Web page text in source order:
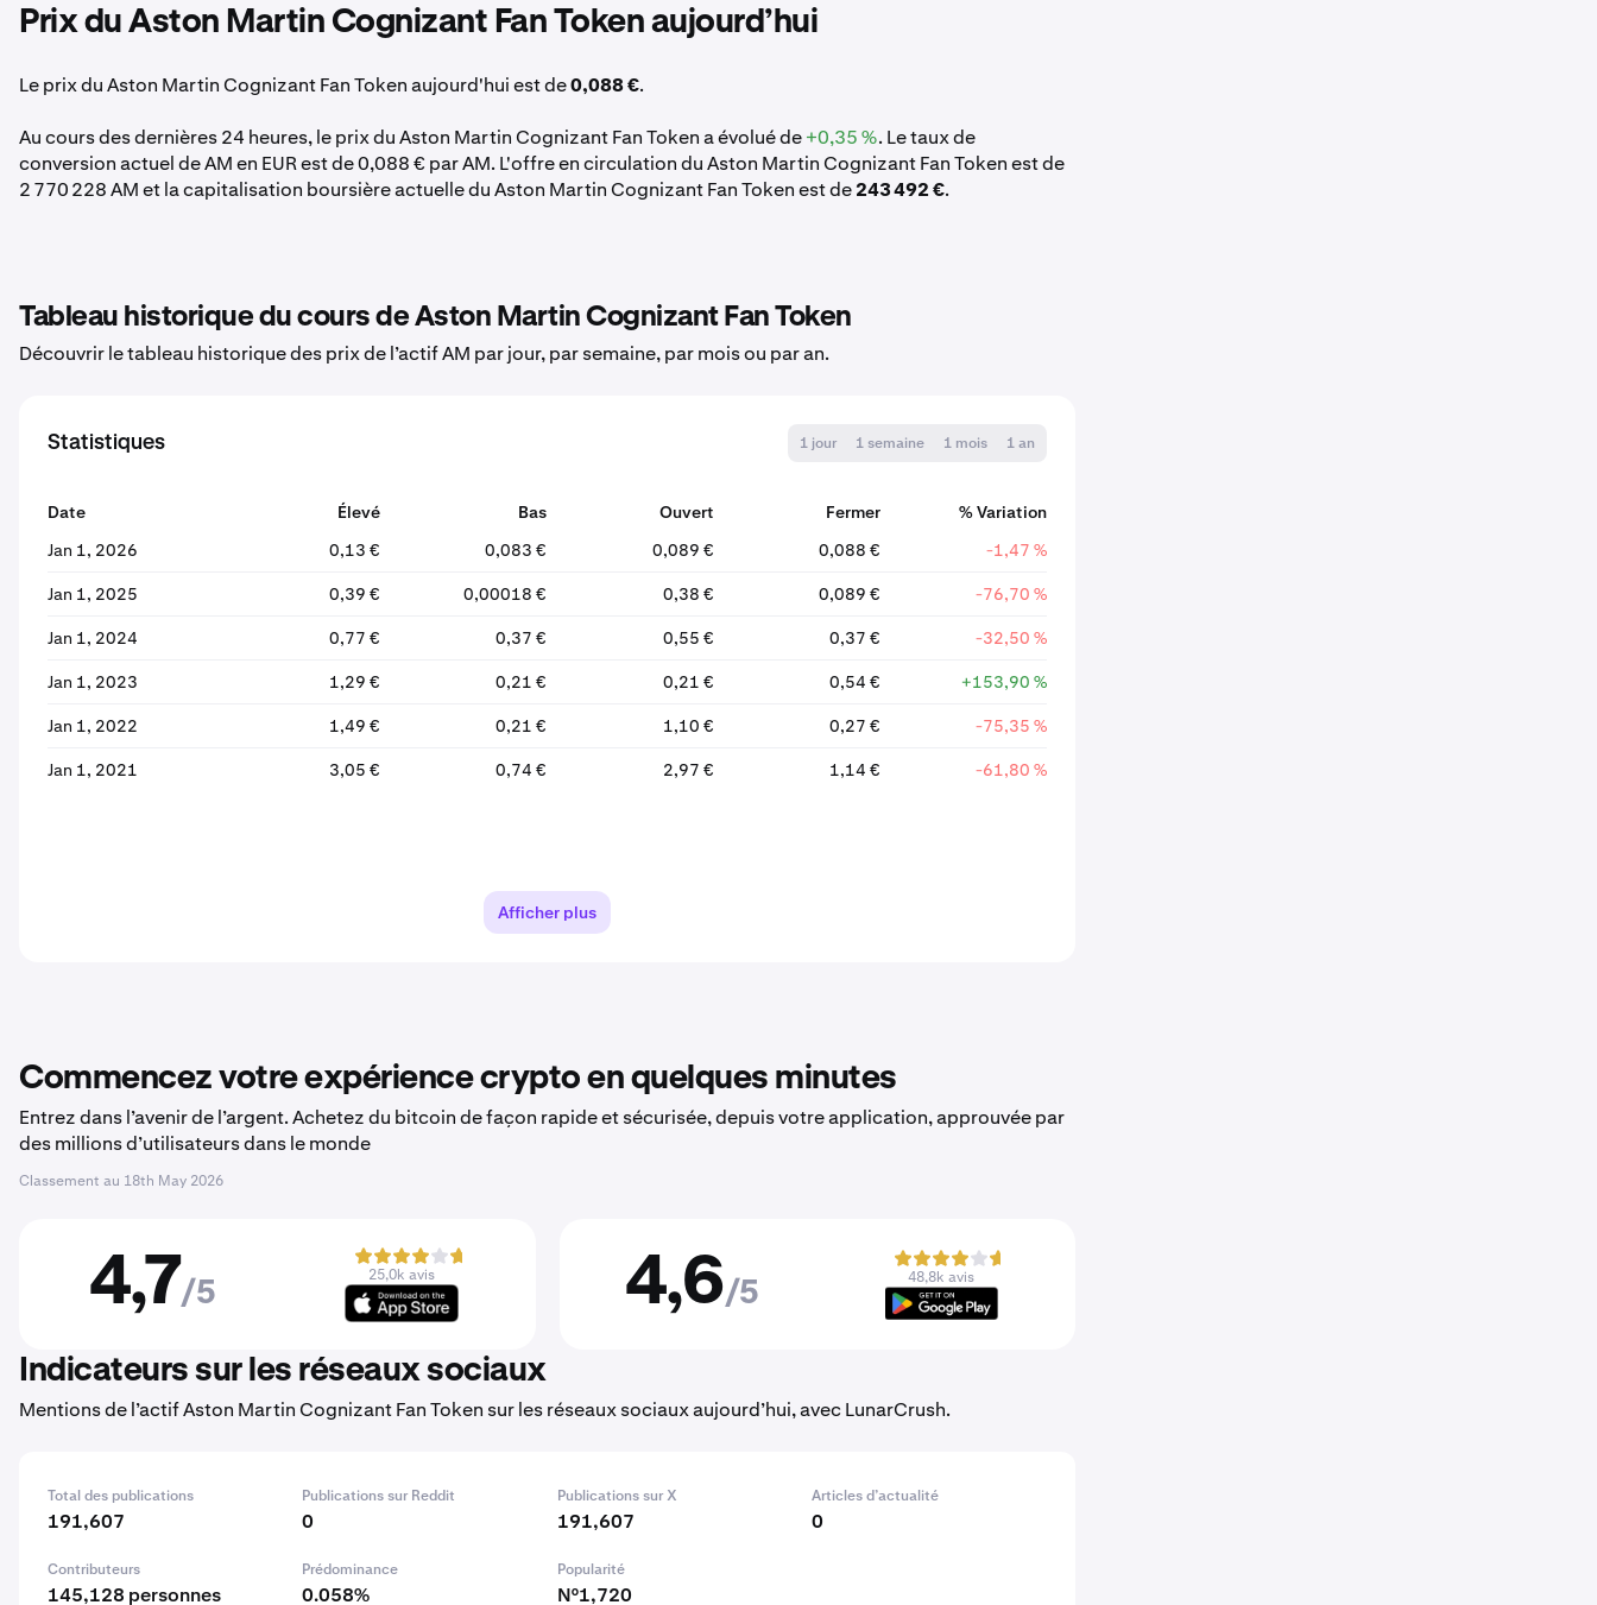
Prix du Aston Martin Cognizant Fan Token aujourd’hui
Le prix du Aston Martin Cognizant Fan Token aujourd'hui est de0,088 €.
Au cours des dernières 24 heures, le prix du Aston Martin Cognizant Fan Token a évolué de+0,35 %. Le taux de
conversion actuel de AM en EUR est de 0,088 € par AM. L'offre en circulation du Aston Martin Cognizant Fan Token est de
2 770 228 AM et la capitalisation boursière actuelle du Aston Martin Cognizant Fan Token est de243 492 €.
Tableau historique du cours de Aston Martin Cognizant Fan Token
Découvrir le tableau historique des prix de l’actif AM par jour, par semaine, par mois ou par an.
Statistiques 1 jour 1 semaine 1 mois 1 an
Date Élevé Bas Ouvert Fermer
% Variation
Jan 1, 2026
0,13 € 0,083 € 0,089 € 0,088 € -1,47 %
Jan 1, 2025 0,39 € 0,00018 € 0,38 € 0,089 € -76,70 %
Jan 1, 2024 0,77 € 0,37 € 0,55 € 0,37 € -32,50 %
Jan 1, 2023 1,29 € 0,21 € 0,21 € 0,54 € +153,90 %
Jan 1, 2022 1,49 € 0,21 € 1,10 € 0,27 € -75,35 %
Jan 1, 2021 3,05 € 0,74 € 2,97 € 1,14 € -61,80 %
Afficher plus
Commencez votre expérience crypto en quelques minutes
Entrez dans l’avenir de l’argent. Achetez du bitcoin de façon rapide et sécurisée, depuis votre application, approuvée par
des millions d’utilisateurs dans le monde
Classement au 18th May 2026
4,7/5
25,0k avis 4,6/5
48,8k avis
Indicateurs sur les réseaux sociaux
Mentions de l’actif Aston Martin Cognizant Fan Token sur les réseaux sociaux aujourd’hui, avec LunarCrush.
Total des publications
191,607
Publications sur Reddit
0
Publications sur X
191,607
Articles d’actualité
0
Contributeurs
145,128 personnes
Prédominance
0.058%
Popularité
N°1,720